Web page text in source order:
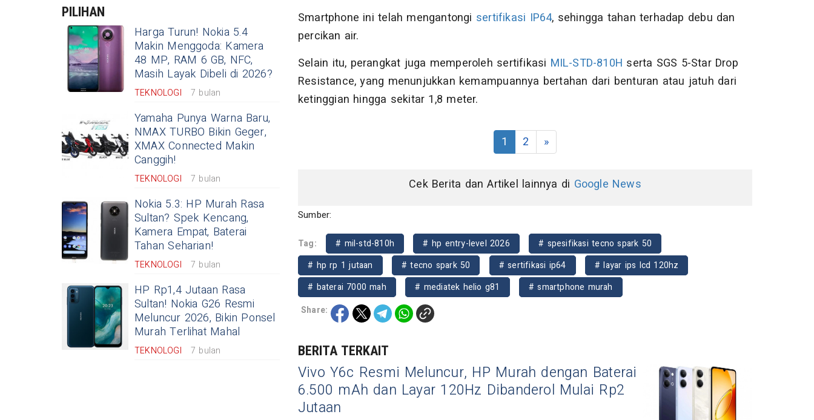
PILIHAN
Harga Turun! Nokia 5.4
Makin Menggoda: Kamera
48 MP, RAM 6 GB, NFC,
Masih Layak Dibeli di 2026?
TEKNOLOGI 7 bulan
Yamaha Punya Warna Baru,
NMAX TURBO Bikin Geger,
XMAX Connected Makin
Canggih!
TEKNOLOGI 7 bulan
Nokia 5.3: HP Murah Rasa
Sultan? Spek Kencang,
Kamera Empat, Baterai
Tahan Seharian!
TEKNOLOGI 7 bulan
HP Rp1,4 Jutaan Rasa
Sultan! Nokia G26 Resmi
Meluncur 2026, Bikin Ponsel
Murah Terlihat Mahal
TEKNOLOGI 7 bulan
Smartphone ini telah mengantongi sertifikasi IP64, sehingga tahan terhadap debu dan
percikan air.
Selain itu, perangkat juga memperoleh sertifikasi MIL-STD-810H serta SGS 5-Star Drop
Resistance, yang menunjukkan kemampuannya bertahan dari benturan atau jatuh dari
ketinggian hingga sekitar 1,8 meter.
1 2 »
Cek Berita dan Artikel lainnya di Google News
Sumber:
Tag: # mil-std-810h # hp entry-level 2026
# spesifikasi tecno spark 50
# hp rp 1 jutaan
# tecno spark 50 # sertifikasi ip64
# layar ips lcd 120hz
# baterai 7000 mah
# mediatek helio g81
# smartphone murah
Share:
BERITA TERKAIT
Vivo Y6c Resmi Meluncur, HP Murah dengan Baterai
6.500 mAh dan Layar 120Hz Dibanderol Mulai Rp2
Jutaan